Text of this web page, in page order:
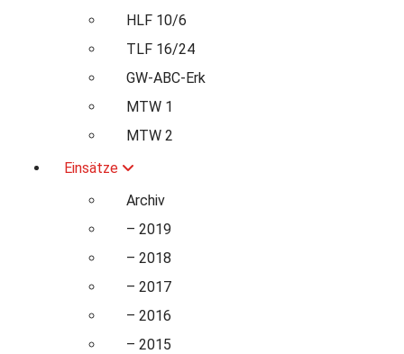
HLF 10/6
TLF 16/24
GW-ABC-Erk
MTW 1
MTW 2
Einsätze
Archiv
– 2019
– 2018
– 2017
– 2016
– 2015